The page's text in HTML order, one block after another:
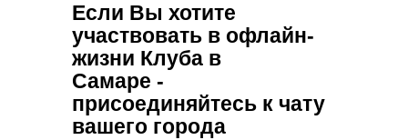
Если Вы хотите
участвовать в офлайн-
жизни Клуба в
Самаре -
присоединяйтесь к чату
вашего города